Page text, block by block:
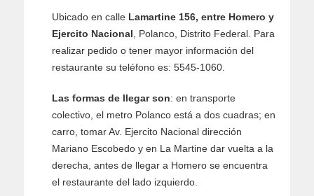
Ubicado en calle Lamartine 156, entre Homero y
Ejercito Nacional , Polanco, Distrito Federal. Para
realizar pedido o tener mayor información del
restaurante su teléfono es: 5545-1060.
Las formas de llegar son: en transporte
colectivo, el metro Polanco está a dos cuadras; en
carro, tomar Av. Ejercito Nacional dirección
Mariano Escobedo y en La Martine dar vuelta a la
derecha, antes de llegar a Homero se encuentra
el restaurante del lado izquierdo.